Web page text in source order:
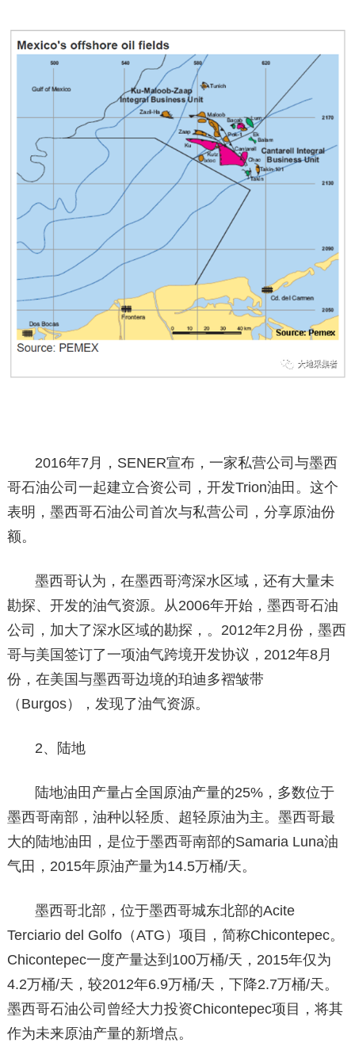
2016年7月，SENER宣布，一家私营公司与墨西
哥石油公司一起建立合资公司，开发Trion油田。这个
表明，墨西哥石油公司首次与私营公司，分享原油份
额。
墨西哥认为，在墨西哥湾深水区域，还有大量未
勘探、开发的油气资源。从2006年开始，墨西哥石油
公司，加大了深水区域的勘探，。2012年2月份，墨西
哥与美国签订了一项油气跨境开发协议，2012年8月
份，在美国与墨西哥边境的珀迪多褶皱带
（Burgos），发现了油气资源。
2、陆地
陆地油田产量占全国原油产量的25%，多数位于
墨西哥南部，油种以轻质、超轻原油为主。墨西哥最
大的陆地油田，是位于墨西哥南部的Samaria Luna油
气田，2015年原油产量为14.5万桶/天。
墨西哥北部，位于墨西哥城东北部的Acite
Terciario del Golfo（ATG）项目，简称Chicontepec。
Chicontepec一度产量达到100万桶/天，2015年仅为
4.2万桶/天，较2012年6.9万桶/天，下降2.7万桶/天。
墨西哥石油公司曾经大力投资Chicontepec项目，将其
作为未来原油产量的新增点。